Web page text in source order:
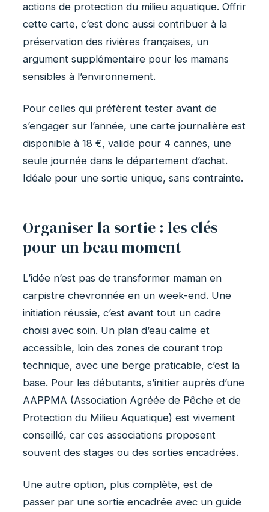
actions de protection du milieu aquatique. Offrir
cette carte, c’est donc aussi contribuer à la
préservation des rivières françaises, un
argument supplémentaire pour les mamans
sensibles à l’environnement.
Pour celles qui préfèrent tester avant de
s’engager sur l’année, une carte journalière est
disponible à 18 €, valide pour 4 cannes, une
seule journée dans le département d’achat.
Idéale pour une sortie unique, sans contrainte.
Organiser la sortie : les clés
pour un beau moment
L’idée n’est pas de transformer maman en
carpistre chevronnée en un week-end. Une
initiation réussie, c’est avant tout un cadre
choisi avec soin. Un plan d’eau calme et
accessible, loin des zones de courant trop
technique, avec une berge praticable, c’est la
base. Pour les débutants, s’initier auprès d’une
AAPPMA (Association Agréée de Pêche et de
Protection du Milieu Aquatique) est vivement
conseillé, car ces associations proposent
souvent des stages ou des sorties encadrées.
Une autre option, plus complète, est de
passer par une sortie encadrée avec un guide